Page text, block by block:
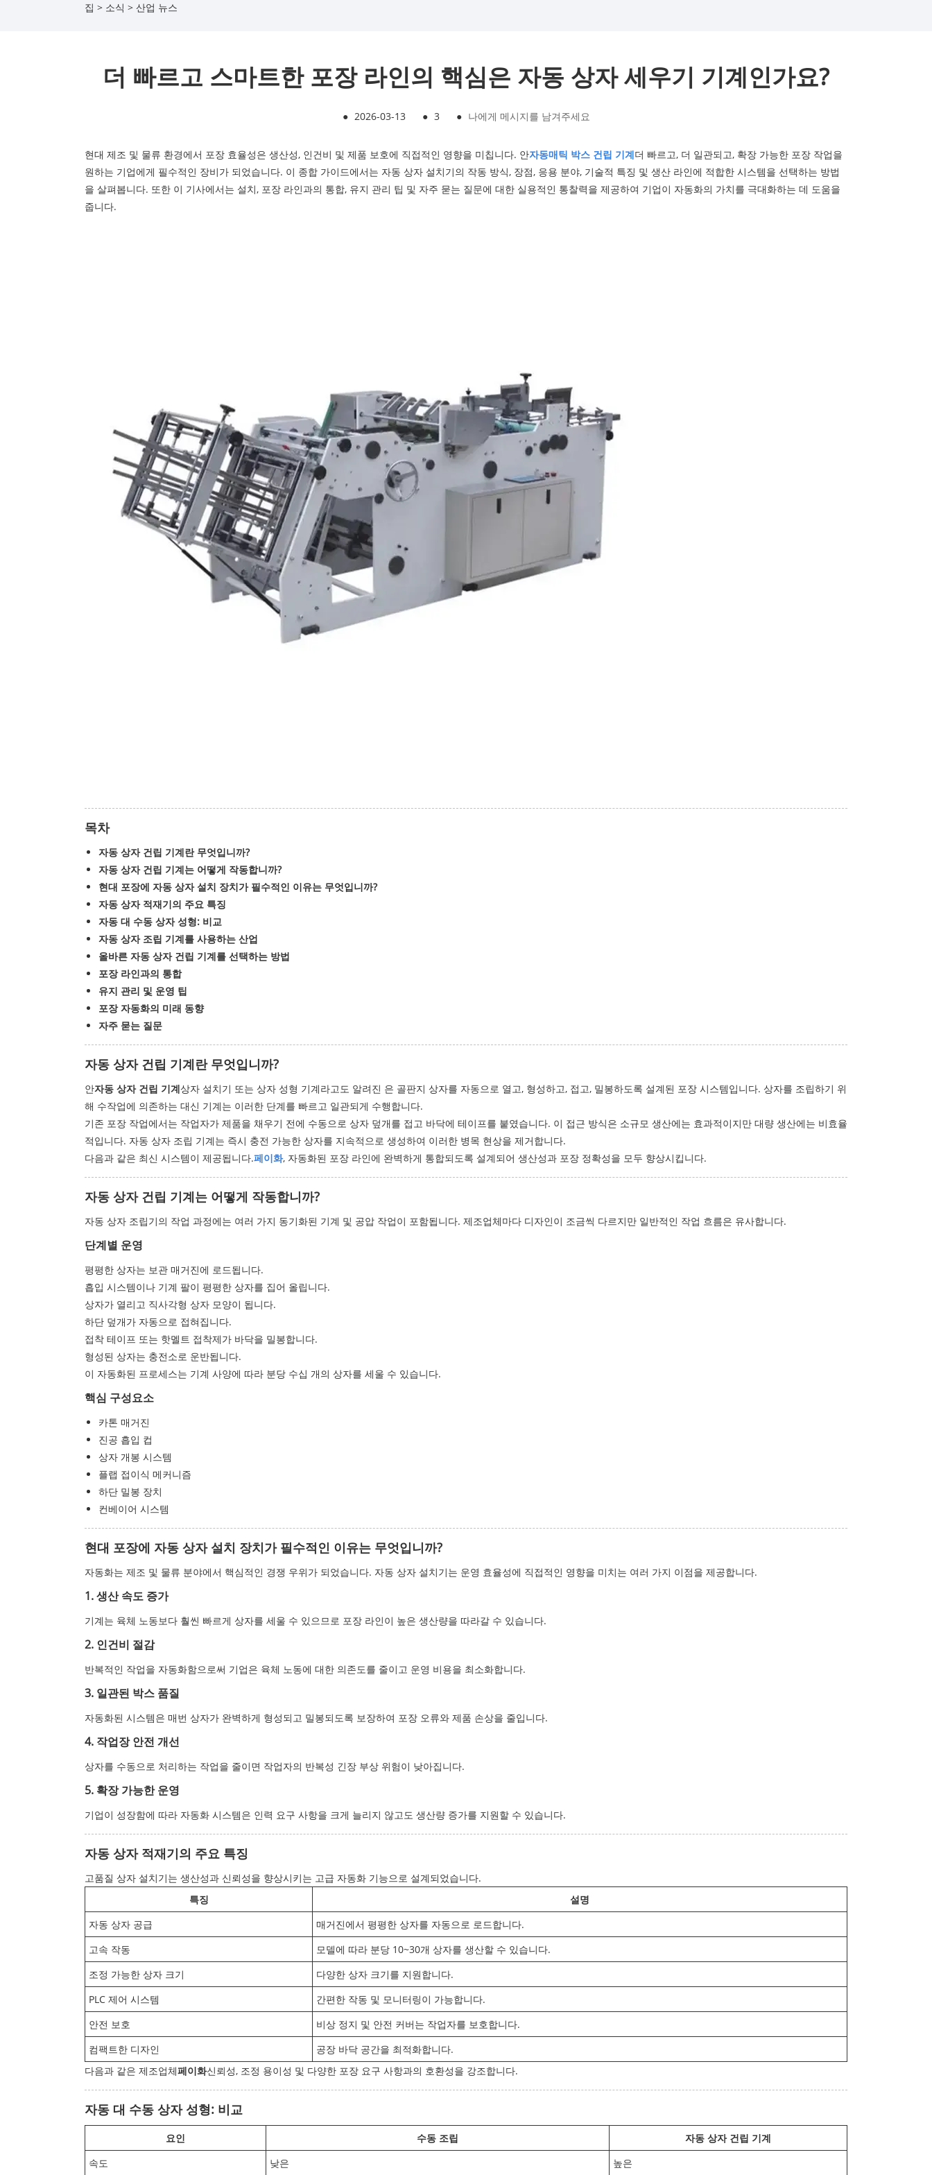
집 > 소식 > 산업 뉴스
더 빠르고 스마트한 포장 라인의 핵심은 자동 상자 세우기 기계인가요?
● 2026-03-13 ● 3 ● 나에게 메시지를 남겨주세요
현대 제조 및 물류 환경에서 포장 효율성은 생산성, 인건비 및 제품 보호에 직접적인 영향을 미칩니다. 안자동매틱 박스 건립 기계더 빠르고, 더 일관되고, 확장 가능한 포장 작업을
원하는 기업에게 필수적인 장비가 되었습니다. 이 종합 가이드에서는 자동 상자 설치기의 작동 방식, 장점, 응용 분야, 기술적 특징 및 생산 라인에 적합한 시스템을 선택하는 방법
을 살펴봅니다. 또한 이 기사에서는 설치, 포장 라인과의 통합, 유지 관리 팁 및 자주 묻는 질문에 대한 실용적인 통찰력을 제공하여 기업이 자동화의 가치를 극대화하는 데 도움을
줍니다.
목차
자동 상자 건립 기계란 무엇입니까?
자동 상자 건립 기계는 어떻게 작동합니까?
현대 포장에 자동 상자 설치 장치가 필수적인 이유는 무엇입니까?
자동 상자 적재기의 주요 특징
자동 대 수동 상자 성형: 비교
자동 상자 조립 기계를 사용하는 산업
올바른 자동 상자 건립 기계를 선택하는 방법
포장 라인과의 통합
유지 관리 및 운영 팁
포장 자동화의 미래 동향
자주 묻는 질문
자동 상자 건립 기계란 무엇입니까?
안자동 상자 건립 기계상자 설치기 또는 상자 성형 기계라고도 알려진 은 골판지 상자를 자동으로 열고, 형성하고, 접고, 밀봉하도록 설계된 포장 시스템입니다. 상자를 조립하기 위
해 수작업에 의존하는 대신 기계는 이러한 단계를 빠르고 일관되게 수행합니다.
기존 포장 작업에서는 작업자가 제품을 채우기 전에 수동으로 상자 덮개를 접고 바닥에 테이프를 붙였습니다. 이 접근 방식은 소규모 생산에는 효과적이지만 대량 생산에는 비효율
적입니다. 자동 상자 조립 기계는 즉시 충전 가능한 상자를 지속적으로 생성하여 이러한 병목 현상을 제거합니다.
다음과 같은 최신 시스템이 제공됩니다.페이화, 자동화된 포장 라인에 완벽하게 통합되도록 설계되어 생산성과 포장 정확성을 모두 향상시킵니다.
자동 상자 건립 기계는 어떻게 작동합니까?
자동 상자 조립기의 작업 과정에는 여러 가지 동기화된 기계 및 공압 작업이 포함됩니다. 제조업체마다 디자인이 조금씩 다르지만 일반적인 작업 흐름은 유사합니다.
단계별 운영
평평한 상자는 보관 매거진에 로드됩니다.
흡입 시스템이나 기계 팔이 평평한 상자를 집어 올립니다.
상자가 열리고 직사각형 상자 모양이 됩니다.
하단 덮개가 자동으로 접혀집니다.
접착 테이프 또는 핫멜트 접착제가 바닥을 밀봉합니다.
형성된 상자는 충전소로 운반됩니다.
이 자동화된 프로세스는 기계 사양에 따라 분당 수십 개의 상자를 세울 수 있습니다.
핵심 구성요소
카톤 매거진
진공 흡입 컵
상자 개봉 시스템
플랩 접이식 메커니즘
하단 밀봉 장치
컨베이어 시스템
현대 포장에 자동 상자 설치 장치가 필수적인 이유는 무엇입니까?
자동화는 제조 및 물류 분야에서 핵심적인 경쟁 우위가 되었습니다. 자동 상자 설치기는 운영 효율성에 직접적인 영향을 미치는 여러 가지 이점을 제공합니다.
1. 생산 속도 증가
기계는 육체 노동보다 훨씬 빠르게 상자를 세울 수 있으므로 포장 라인이 높은 생산량을 따라갈 수 있습니다.
2. 인건비 절감
반복적인 작업을 자동화함으로써 기업은 육체 노동에 대한 의존도를 줄이고 운영 비용을 최소화합니다.
3. 일관된 박스 품질
자동화된 시스템은 매번 상자가 완벽하게 형성되고 밀봉되도록 보장하여 포장 오류와 제품 손상을 줄입니다.
4. 작업장 안전 개선
상자를 수동으로 처리하는 작업을 줄이면 작업자의 반복성 긴장 부상 위험이 낮아집니다.
5. 확장 가능한 운영
기업이 성장함에 따라 자동화 시스템은 인력 요구 사항을 크게 늘리지 않고도 생산량 증가를 지원할 수 있습니다.
자동 상자 적재기의 주요 특징
고품질 상자 설치기는 생산성과 신뢰성을 향상시키는 고급 자동화 기능으로 설계되었습니다.
특징
설명
자동 상자 공급
매거진에서 평평한 상자를 자동으로 로드합니다.
고속 작동
모델에 따라 분당 10~30개 상자를 생산할 수 있습니다.
조정 가능한 상자 크기
다양한 상자 크기를 지원합니다.
PLC 제어 시스템
간편한 작동 및 모니터링이 가능합니다.
안전 보호
비상 정지 및 안전 커버는 작업자를 보호합니다.
컴팩트한 디자인
공장 바닥 공간을 최적화합니다.
다음과 같은 제조업체페이화신뢰성, 조정 용이성 및 다양한 포장 요구 사항과의 호환성을 강조합니다.
자동 대 수동 상자 성형: 비교
요인 수동 조립
자동 상자 건립 기계
속도
낮은 높은